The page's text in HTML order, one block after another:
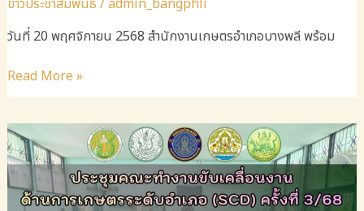
ข่าวประชาสัมพันธ์/admin_bangphli
วันที่ 20 พฤศจิกายน 2568 สำนักงานเกษตรอำเภอบางพลี พร้อม
ติดตาม
การ
งาน
ศูนย์
จัดการ
ศัตรู
Read More »